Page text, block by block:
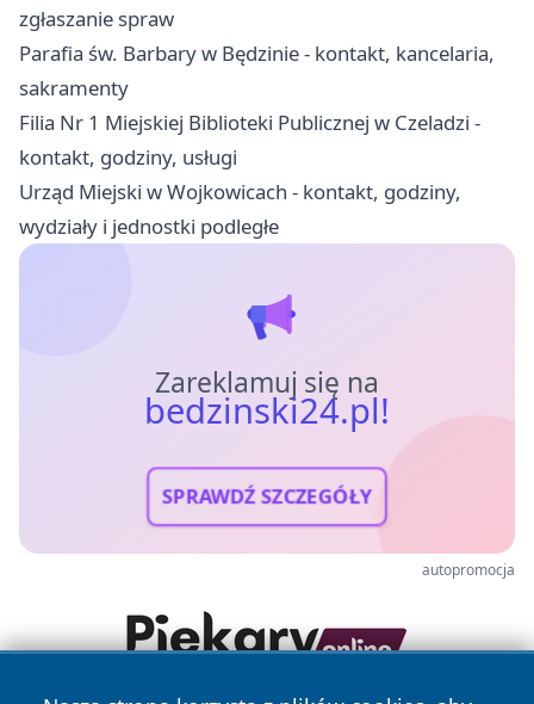
zgłaszanie spraw
Parafia św. Barbary w Będzinie - kontakt, kancelaria,
sakramenty
Filia Nr 1 Miejskiej Biblioteki Publicznej w Czeladzi -
kontakt, godziny, usługi
Urząd Miejski w Wojkowicach - kontakt, godziny,
wydziały i jednostki podległe
Zareklamuj się na
bedzinski24.pl!
SPRAWDŹ SZCZEGÓŁY
autopromocja